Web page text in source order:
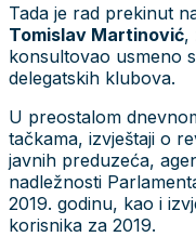
Tada je rad prekinut
Tomislav Martinović,
konsultovao usmeno
delegatskih klubova.
U preostalom
tačkama, izvještaji o
javnih preduzeća,
nadležnosti
2019. godinu, kao i
korisnika za 2019.